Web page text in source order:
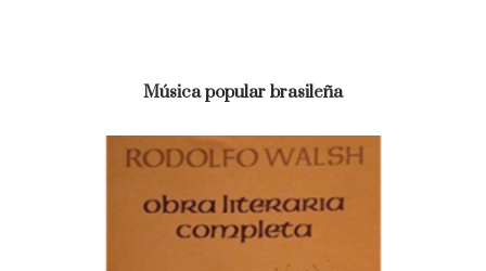
Música popular brasileña